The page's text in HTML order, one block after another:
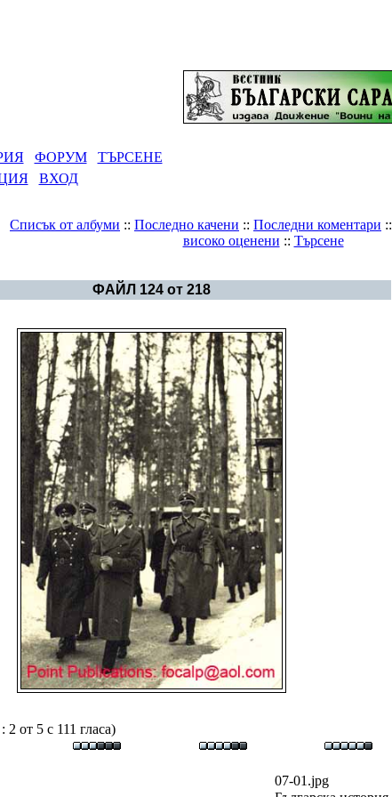
ФОРУМ
ТЪРСЕНЕ
ВХОД
Списък от албуми :: Последно качени :: Последни коментари ::
високо оценени :: Търсене
ФАЙЛ 124 от 218
от 5 с 111 гласа)
07-01.jpg